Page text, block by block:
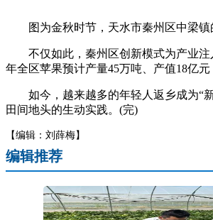
图为金秋时节，天水市秦州区中梁
不仅如此，秦州区创新模式为产业注
年全区苹果预计产量45万吨、产值18亿元
如今，越来越多的年轻人返乡成为“新
田间地头的生动实践。(完)
【编辑：刘薛梅】
编辑推荐